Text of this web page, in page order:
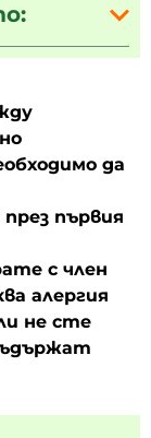
да
първия
с член
алергия
не сте